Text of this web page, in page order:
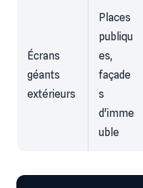
Écrans
géants
extérieurs
Places
publiqu
es,
façade
s
d'imme
uble